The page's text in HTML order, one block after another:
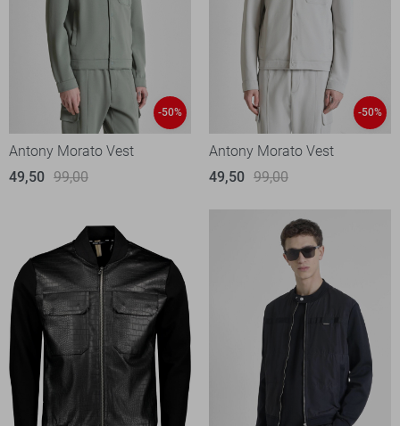
-50%
Antony Morato Vest
49,50 99,00
-50%
Antony Morato Vest
49,50 99,00